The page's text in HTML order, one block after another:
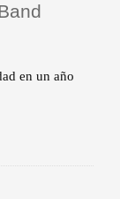
en un año